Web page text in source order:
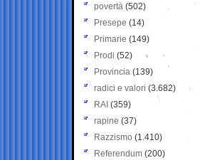
povertà (502)
Presepe (14)
Primarie (149)
Prodi (52)
Provincia (139)
radici e valori (3.682)
RAI (359)
rapine (37)
Razzismo (1.410)
Referendum (200)